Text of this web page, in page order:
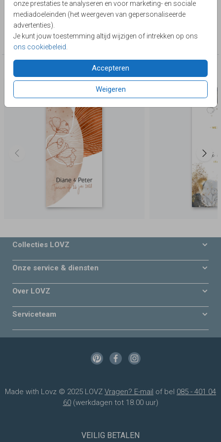
onze prestaties te analyseren en voor marketing- en sociale
mediadoeleinden (het weergeven van gepersonaliseerde
advertenties).
Je kunt jouw toestemming altijd wijzigen of intrekken op ons
ons cookiebeleid
Accepteren
Weigeren
Lievez
Collectie
Watercolor & flowers
Deze producten zijn wellicht ook iets voor je
Collecties LOVZ
Onze service & diensten
Over LOVZ
Serviceteam
Made with Lovz © 2025 LOVZ Vragen? E-mail of bel 085 - 401 04
60(werkdagen tot 18.00 uur)
VEILIG BETALEN